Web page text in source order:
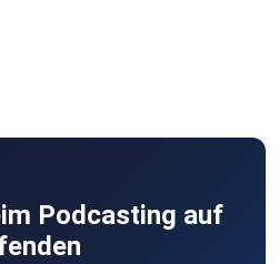
Podcasting auf